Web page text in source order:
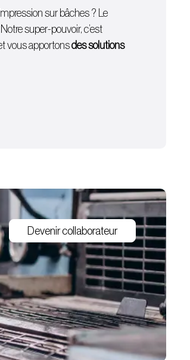
sur bâches ? Le
super-pouvoir, c’est
vous apportonsdes solutions
Devenir collaborateur